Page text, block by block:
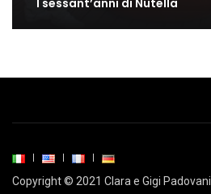
I sessant’anni di Nutella
Copyright © 2021 Clara e Gigi Padovani